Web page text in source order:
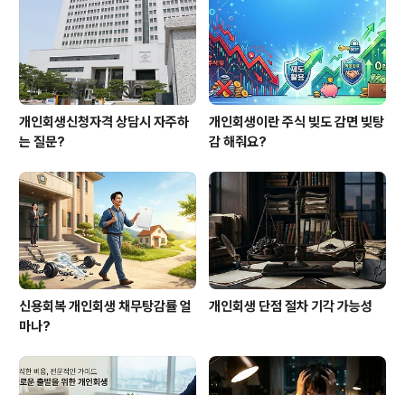
기 아니어도 다른 곳 가면 됩니다. 이처럼 개인회생 불이익
이 라는게 사실상 없는 수준인데 왜 개인회생을 망설일까?
결국 잘 몰라서 그런 겁니다. 공..
개인회생신청자격 상담시 자주하
는 질문?
개인회생이란 주식 빚도 감면 빚탕
감 해줘요?
신용회복 개인회생 채무탕감률 얼
마나?
개인회생 단점 절차 기각 가능성